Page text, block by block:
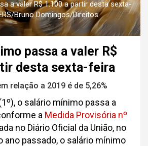
a valer R$ 1.100 a partir desta sexta-
Bruno Domingos/Direitos
passa a valer R$
desta sexta-feira
relação a 2019 é de 5,26%
o salário mínimo passa a
a Medida Provisória nº
no Diário Oficial da União, no
ano passado, o salário mínimo